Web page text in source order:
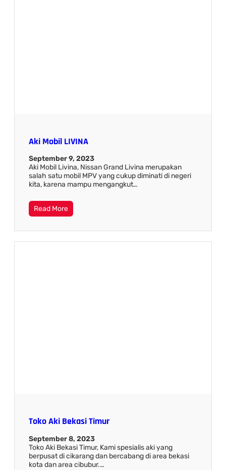
Aki Mobil LIVINA
September 9, 2023
Aki Mobil Livina, Nissan Grand Livina merupakan
salah satu mobil MPV yang cukup diminati di negeri
kita, karena mampu mengangkut…
Read More
Toko Aki Bekasi Timur
September 8, 2023
Toko Aki Bekasi Timur, Kami spesialis aki yang
berpusat di cikarang dan bercabang di area bekasi
kota dan area cibubur.…